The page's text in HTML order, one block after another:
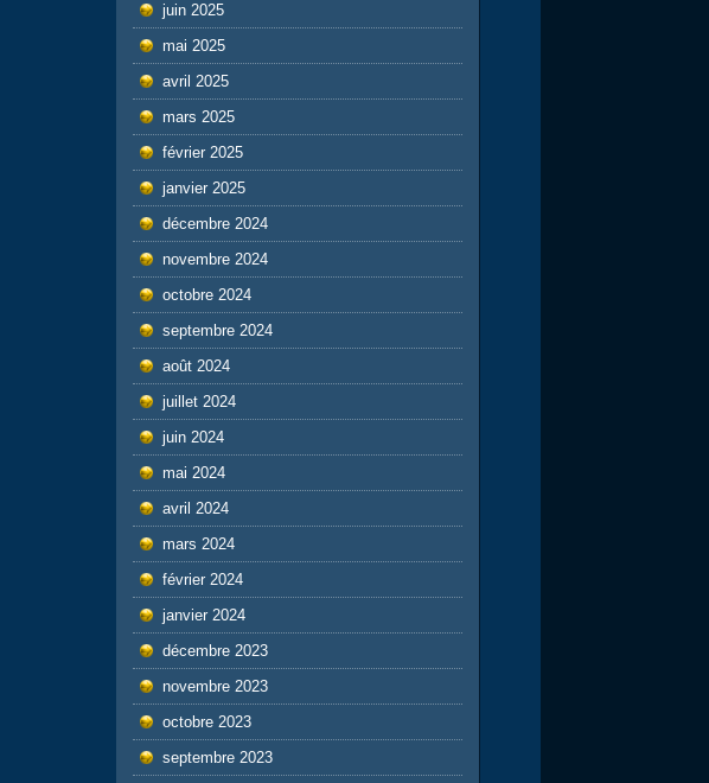
juin 2025
mai 2025
avril 2025
mars 2025
février 2025
janvier 2025
décembre 2024
novembre 2024
octobre 2024
septembre 2024
août 2024
juillet 2024
juin 2024
mai 2024
avril 2024
mars 2024
février 2024
janvier 2024
décembre 2023
novembre 2023
octobre 2023
septembre 2023